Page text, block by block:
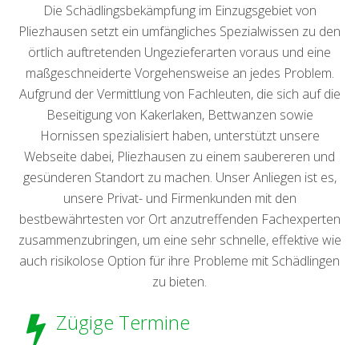
Die Schädlingsbekämpfung im Einzugsgebiet von
Pliezhausen setzt ein umfängliches Spezialwissen zu den
örtlich auftretenden Ungezieferarten voraus und eine
maßgeschneiderte Vorgehensweise an jedes Problem.
Aufgrund der Vermittlung von Fachleuten, die sich auf die
Beseitigung von Kakerlaken, Bettwanzen sowie
Hornissen spezialisiert haben, unterstützt unsere
Webseite dabei, Pliezhausen zu einem saubereren und
gesünderen Standort zu machen. Unser Anliegen ist es,
unsere Privat- und Firmenkunden mit den
bestbewährtesten vor Ort anzutreffenden Fachexperten
zusammenzubringen, um eine sehr schnelle, effektive wie
auch risikolose Option für ihre Probleme mit Schädlingen
zu bieten.
Zügige Termine